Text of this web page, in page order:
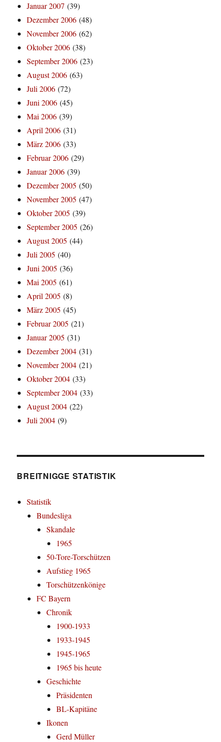
Januar 2007 (39)
Dezember 2006 (48)
November 2006 (62)
Oktober 2006 (38)
September 2006 (23)
August 2006 (63)
Juli 2006 (72)
Juni 2006 (45)
Mai 2006 (39)
April 2006 (31)
März 2006 (33)
Februar 2006 (29)
Januar 2006 (39)
Dezember 2005 (50)
November 2005 (47)
Oktober 2005 (39)
September 2005 (26)
August 2005 (44)
Juli 2005 (40)
Juni 2005 (36)
Mai 2005 (61)
April 2005 (8)
März 2005 (45)
Februar 2005 (21)
Januar 2005 (31)
Dezember 2004 (31)
November 2004 (21)
Oktober 2004 (33)
September 2004 (33)
August 2004 (22)
Juli 2004 (9)
BREITNIGGE STATISTIK
Statistik
Bundesliga
Skandale
1965
50-Tore-Torschützen
Aufstieg 1965
Torschützenkönige
FC Bayern
Chronik
1900-1933
1933-1945
1945-1965
1965 bis heute
Geschichte
Präsidenten
BL-Kapitäne
Ikonen
Gerd Müller